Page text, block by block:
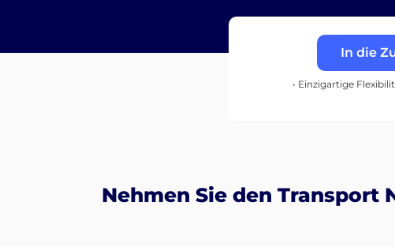
In die
• Einzigartige
Nehmen Sie den Transport